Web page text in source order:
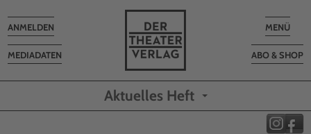
Toggle
MENÜ
ABO & SHOP
MEDIADATEN
Toggle
navigation
ANMELDEN
Aktuelles Heft